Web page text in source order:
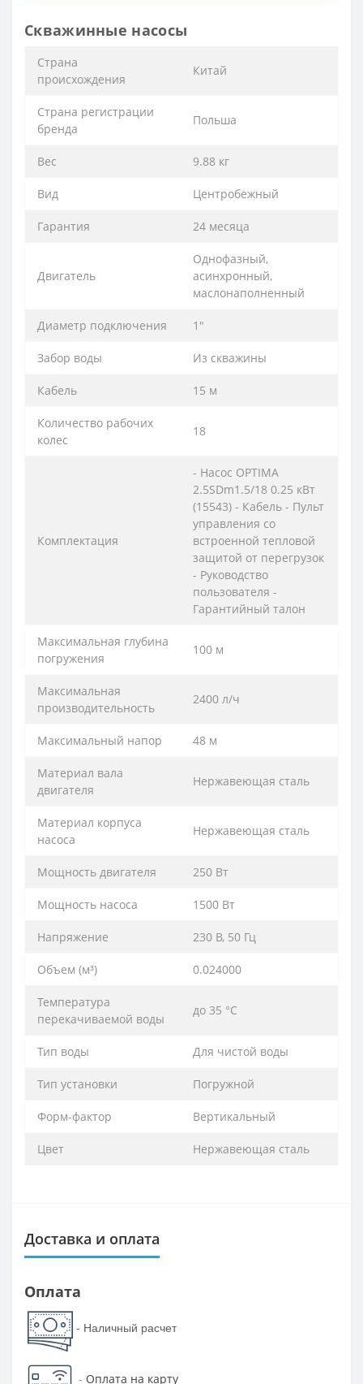
Скважинные насосы
Cтрана
происхождения
Китай
Cтрана регистрации
бренда
Польша
Вес 9.88 кг
Вид Центробежный
Гарантия 24 месяца
Двигатель
Однофазный,
асинхронный,
маслонаполненный
Диаметр подключения 1"
Забор воды Из скважины
Кабель 15 м
Количество рабочих
колес
18
Комплектация
- Насос OPTIMA
2.5SDm1.5/18 0.25 кВт
(15543) - Кабель - Пульт
управления со
встроенной тепловой
защитой от перегрузок
- Руководство
пользователя -
Гарантийный талон
Максимальная глубина
погружения
100 м
Максимальная
производительность
2400 л/ч
Максимальный напор 48 м
Материал вала
двигателя
Нержавеющая сталь
Материал корпуса
насоса
Нержавеющая сталь
Мощность двигателя 250 Вт
Мощность насоса 1500 Вт
Напряжение 230 В, 50 Гц
Объем (м³) 0.024000
Температура
перекачиваемой воды
до 35 °С
Тип воды Для чистой воды
Тип установки Погружной
Форм-фактор Вертикальный
Цвет Нержавеющая сталь
Доставка и оплата
Оплата
- Наличный расчет
- Оплата на карту